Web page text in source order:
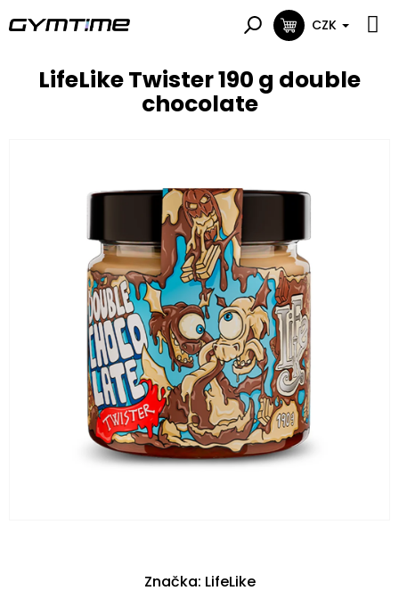
na
NÁKUPNÍ
CZK
LifeLike Twister 190 g double
chocolate
Značka: LifeLike